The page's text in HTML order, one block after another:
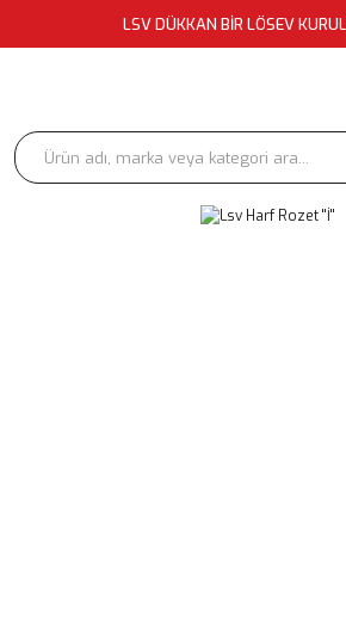
LSV DÜKKAN BİR LÖSEV